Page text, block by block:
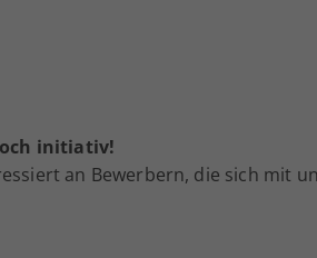
initiativ!
an Bewerbern, die sich mit